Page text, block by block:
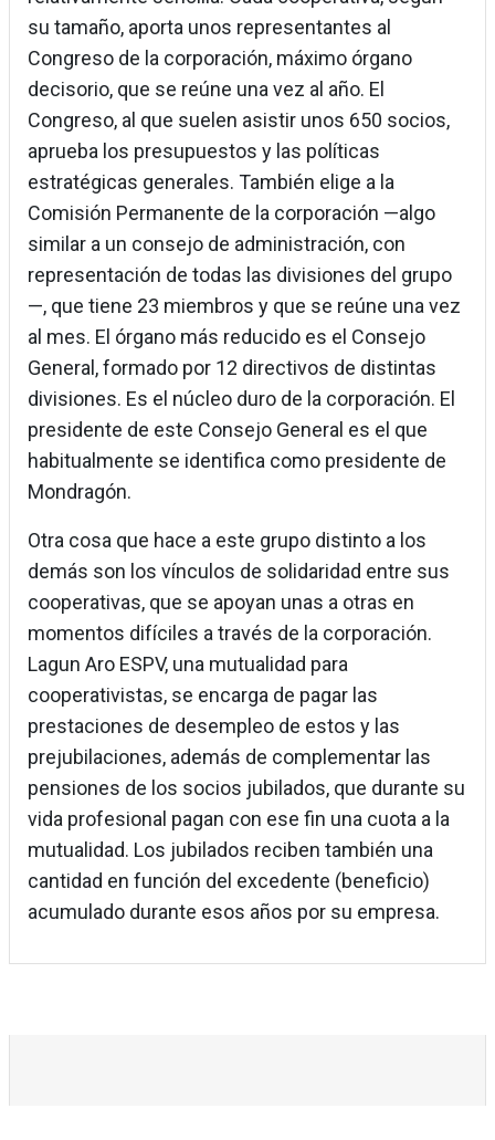
su tamaño, aporta unos representantes al
Congreso de la corporación, máximo órgano
decisorio, que se reúne una vez al año. El
Congreso, al que suelen asistir unos 650 socios,
aprueba los presupuestos y las políticas
estratégicas generales. También elige a la
Comisión Permanente de la corporación —algo
similar a un consejo de administración, con
representación de todas las divisiones del grupo
—, que tiene 23 miembros y que se reúne una vez
al mes. El órgano más reducido es el Consejo
General, formado por 12 directivos de distintas
divisiones. Es el núcleo duro de la corporación. El
presidente de este Consejo General es el que
habitualmente se identifica como presidente de
Mondragón.
Otra cosa que hace a este grupo distinto a los
demás son los vínculos de solidaridad entre sus
cooperativas, que se apoyan unas a otras en
momentos difíciles a través de la corporación.
Lagun Aro ESPV, una mutualidad para
cooperativistas, se encarga de pagar las
prestaciones de desempleo de estos y las
prejubilaciones, además de complementar las
pensiones de los socios jubilados, que durante su
vida profesional pagan con ese fin una cuota a la
mutualidad. Los jubilados reciben también una
cantidad en función del excedente (beneficio)
acumulado durante esos años por su empresa.